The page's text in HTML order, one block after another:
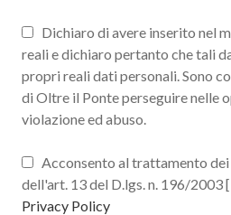
Dichiaro di avere inserito nel
reali e dichiaro pertanto che tali
propri reali dati personali. Sono
di Oltre il Ponte perseguire nelle
violazione ed abuso.
Acconsento al trattamento dei
dell'art. 13 del D.lgs. n. 196/2003 [
Privacy Policy